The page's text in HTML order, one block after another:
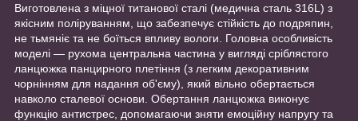
Виготовлена з міцної титанової сталі (медична сталь 316L) з
якісним поліруванням, що забезпечує стійкість до подряпин,
не тьмяніє та не боїться впливу вологи. Головна особливість
моделі — рухома центральна частина у вигляді сріблястого
ланцюжка панцирного плетіння (з легким декоративним
чорнінням для надання об'єму), який вільно обертається
навколо сталевої основи. Обертання ланцюжка виконує
функцію антистрес, допомагаючи зняти емоційну напругу та